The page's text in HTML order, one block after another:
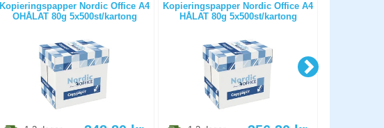
Kopieringspapper Nordic Office A4
OHÅLAT 80g 5x500st/kartong
Kopieringspapper Nordic Office A4
HÅLAT 80g 5x500st/kartong